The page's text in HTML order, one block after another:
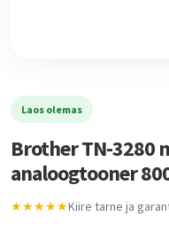
Laos olemas
Brother TN-3280
analoogtooner
★★★★★Kiire tarne ja